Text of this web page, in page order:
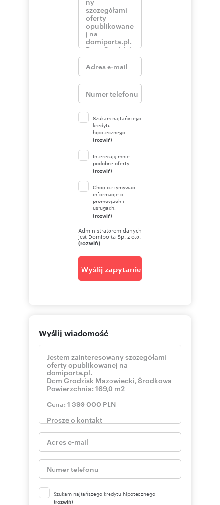
📞 Zadzwoń teraz:
503
Szukam najtańszego
kredytu
hipotecznego
(rozwiń)
Interesują mnie
podobne oferty
(rozwiń)
Chcę otrzymywać
informacje o
promocjach i
usługach.
(rozwiń)
Administratorem danych
jest Domiporta Sp. z o.o.
(rozwiń)
Wyślij zapytanie
Wyślij wiadomość
Szukam najtańszego kredytu hipotecznego
(rozwiń)